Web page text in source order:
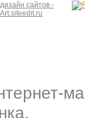
дизайн сайтов -
Art.siteedit.ru